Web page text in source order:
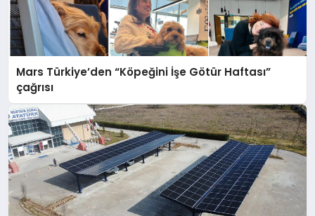
Mars Türkiye’den “Köpeğini İşe Götür Haftası”
çağrısı